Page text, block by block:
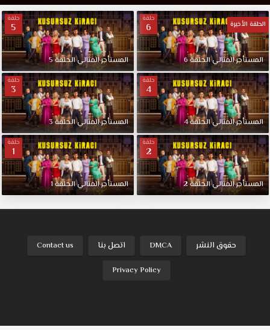
الحلقة الأخيرة
حلقة
6
المستأجر المثالي الحلقة 6
حلقة
5
المستأجر المثالي الحلقة 5
حلقة
4
المستأجر المثالي الحلقة 4
حلقة
3
المستأجر المثالي الحلقة 3
حلقة
2
المستأجر المثالي الحلقة 2
حلقة
1
المستأجر المثالي الحلقة 1
حقوق النشر DMCA اتصل بنا Contact us
Privacy Policy